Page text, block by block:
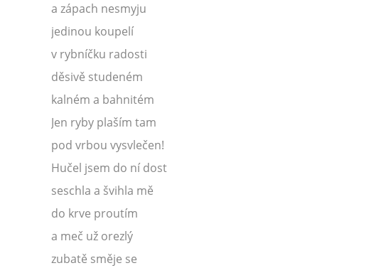
a zápach nesmyju
jedinou koupelí
v rybníčku radosti
děsivě studeném
kalném a bahnitém
Jen ryby plaším tam
pod vrbou vysvlečen!
Hučel jsem do ní dost
seschla a švihla mě
do krve proutím
a meč už orezlý
zubatě směje se